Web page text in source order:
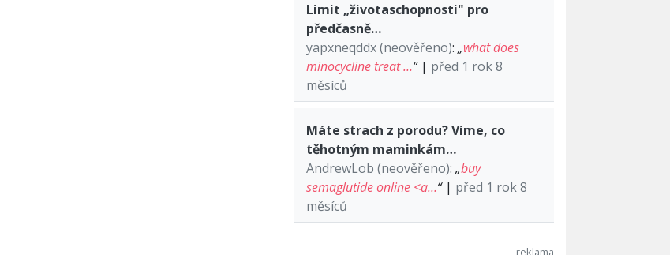
Limit „životaschopnosti" pro
předčasně…
yapxneqddx (neověřeno): „what does
minocycline treat …“| před 1 rok 8
měsíců
Máte strach z porodu? Víme, co
těhotným maminkám…
AndrewLob (neověřeno): „buy
semaglutide online <a…“| před 1 rok 8
měsíců